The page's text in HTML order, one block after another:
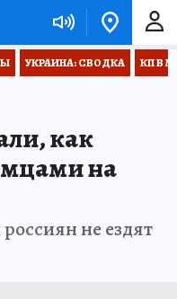
УКРАИНА: СВОДКА КП В
как
на
не ездят